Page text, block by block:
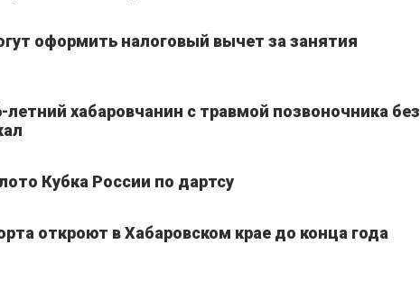
оформить налоговый вычет за занятия
хабаровчанин с травмой позвоночника без
Кубка России по дартсу
откроют в Хабаровском крае до конца года